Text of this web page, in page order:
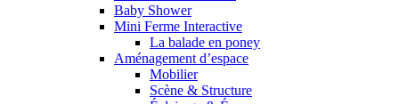
Baby Shower
Mini Ferme Interactive
La balade en poney
Aménagement d’espace
Mobilier
Scène & Structure